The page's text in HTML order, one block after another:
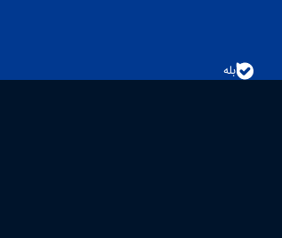
بله